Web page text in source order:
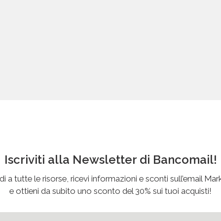
Iscriviti alla Newsletter di Bancomail!
a tutte le risorse, ricevi informazioni e sconti sull’email
e ottieni da subito uno sconto del 30% sui tuoi acquisti!